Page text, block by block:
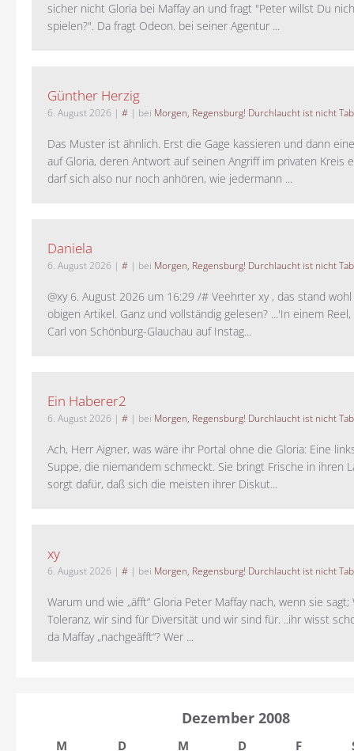
sicher nicht Gloria bei Maffay an und fragt "Peter willst Du
spielen?". Da fragt Odeon. bei seiner Agentur ...
Günther Herzig
6. August 2026 | # | bei Morgen, Regensburg! Durchlaucht ist nicht
Das Muster ist ähnlich. Erst die Gage kassieren und dann
auf Gloria, deren Antwort auf seinen Angriff im privaten Kreis
darf sich also nur noch anhören, wie jedermann ...
Daniela
6. August 2026 | # | bei Morgen, Regensburg! Durchlaucht ist nicht
@xy 6. August 2026 um 16:29 /# Veehrter xy , das stand
obigen Artikel. Ganz und vollständig gelesen? ...'In einem
Carl von Schönburg-Glauchau auf Instag...
Ein Haberer2
6. August 2026 | # | bei Morgen, Regensburg! Durchlaucht ist nicht
Ach, Herr Aigner, was wäre ihr Portal ohne die Gloria: Eine
Suppe, die niemandem schmeckt. Sie bringt Frische in ihren
sorgt dafür, daß sich die meisten ihrer Diskut...
xy
6. August 2026 | # | bei Morgen, Regensburg! Durchlaucht ist nicht
Warum und wie „äfft“ Gloria Peter Maffay nach, wenn sie
Toleranz, wir sind für Diversität und wir sind für. ..ihr wisst
da Maffay „nachgeäfft“? Wer ...
Dezember 2008
M D M D F